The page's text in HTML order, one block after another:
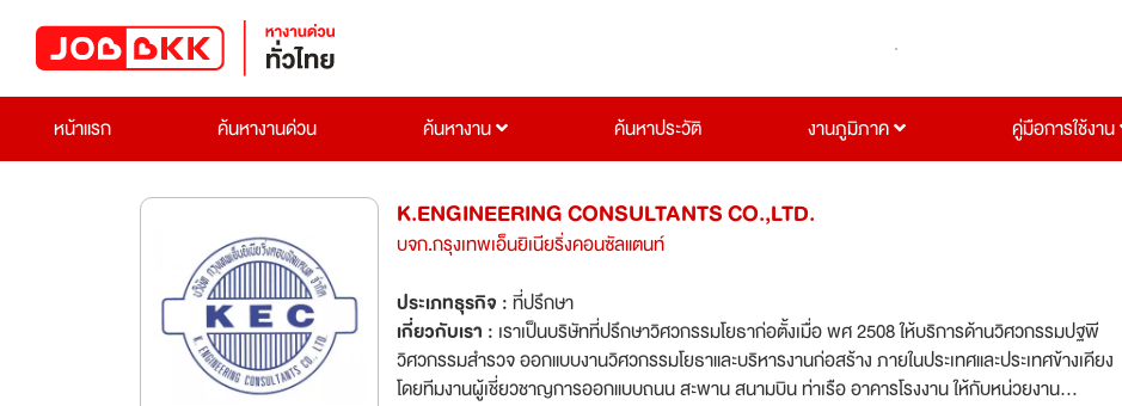
หน้าแรก
ค้นหางานด่วน ค้นหางาน ค้นหาประวัติ งานภูมิภาค คู่มือการใช้งาน
K.ENGINEERING CONSULTANTS CO.,LTD.
บจก.กรุงเทพเอ็นยิเนียริ่งคอนซัลแตนท์
ประเภทธุรกิจ :ที่ปรึกษา
เกี่ยวกับเรา : เราเป็นบริษัทที่ปรึกษาวิศวกรรมโยธาก่อตั้งเมื่อ พศ 2508 ให้บริการด้านวิศวกรรมปฐพี
วิศวกรรมสำรวจ ออกแบบงานวิศวกรรมโยธาและบริหารงานก่อสร้าง ภายในประเทศและประเทศข้างเคียง
โดยทีมงานผู้เชี่ยวชาญการออกแบบถนน สะพาน สนามบิน ท่าเรือ อาคารโรงงาน ให้กับหน่วยงาน